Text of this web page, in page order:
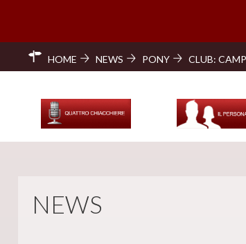
HOME NEWS PONY CLUB:
NEWS